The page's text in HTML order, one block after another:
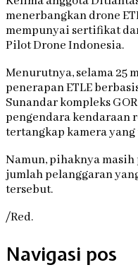
menerbangkan drone
mempunyai sertifikat
Pilot Drone Indonesia.
Menurutnya, selama 25
penerapan ETLE
Sunandar kompleks
pengendara kendaraan
tertangkap kamera
Namun, pihaknya
jumlah pelanggaran
tersebut.
/Red.
Navigasi pos